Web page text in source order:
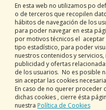
En esta web no utilizamos po
o de terceros que recopilen
hábitos de navegación de los
para poder navegar en esta
por motivos técnicos el aceptar
tipo estadístico, para poder
nuestros contenidos y
publicidad y ofertas
de los usuarios. No es posible
sin aceptar las cookies
En caso de no querer proceder
dichas cookies , cierre ésta
nuestra Política de Cookies